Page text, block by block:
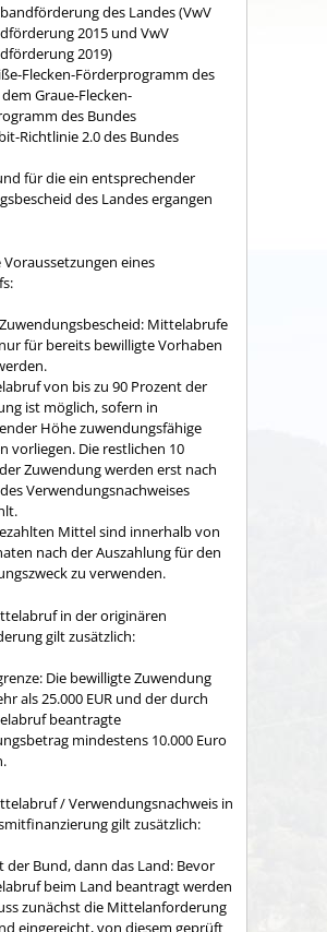
des Landes (VwV
2015 und VwV
2019)
Flecken-Förderprogramm des
Graue-Flecken-
des Bundes
Richtlinie 2.0 des Bundes
für die ein entsprechender
des Landes ergangen
Voraussetzungen eines
Mittelabrufe
für bereits bewilligte Vorhaben
von bis zu 90 Prozent der
ist möglich, sofern in
Höhe zuwendungsfähige
vorliegen. Die restlichen 10
Zuwendung werden erst nach
Verwendungsnachweises
Mittel sind innerhalb von
nach der Auszahlung für den
zu verwenden.
in der originären
gilt zusätzlich:
Die bewilligte Zuwendung
als 25.000 EUR und der durch
beantragte
mindestens 10.000 Euro
/ Verwendungsnachweis in
gilt zusätzlich:
der Bund, dann das Land: Bevor
beim Land beantragt werden
zunächst die Mittelanforderung
eingereicht, von diesem geprüft